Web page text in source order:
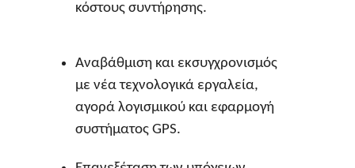
κόστους συντήρησης.
Αναβάθμιση και εκσυγχρονισμός
με νέα τεχνολογικά εργαλεία,
αγορά λογισμικού και εφαρμογή
συστήματος GPS.